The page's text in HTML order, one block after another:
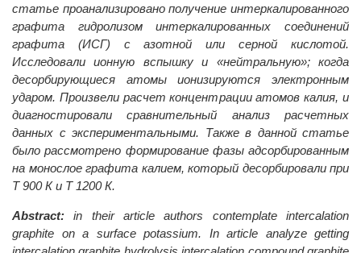
статье проанализировано получение интеркалированного
графита гидролизом интеркалированных соединений
графита (ИСГ) с азотной или серной кислотой.
Исследовали ионную вспышку и «нейтральную»; когда
десорбирующиеся атомы ионизируются электронным
ударом. Произвели расчет концентрации атомов калия, и
диагностировали сравнительный анализ расчетных
данных с экспериментальными. Также в данной статье
было рассмотрено формирование фазы адсорбированным
на монослое графита калием, который десорбировали при
Т 900 К и Т 1200 К.
Abstract: in their article authors contemplate intercalation
graphite on a surface potassium. In article analyze getting